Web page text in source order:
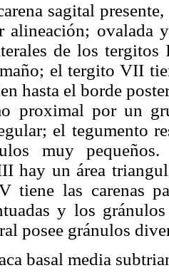
sagital
alineación; ovalada
de los
el tergito VII
hasta el borde
proximal por un
el tegumento
muy
hay un área
tiene las carenas
y los
posee gránulos
basal media